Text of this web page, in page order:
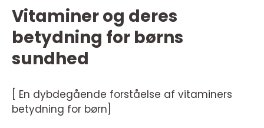
Vitaminer og deres
betydning for børns
sundhed
[ En dybdegående forståelse af vitaminers
betydning for børn]